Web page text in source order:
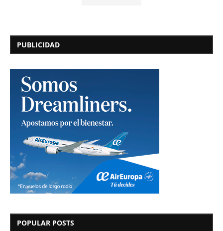
PUBLICIDAD
POPULAR POSTS